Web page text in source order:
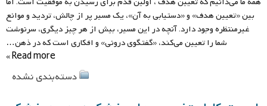
بین «تعیین هدف» و «دستیابی به آن»، یک مسیر پر از چالش، تردید و موانع
غیرمنتظره وجود دارد. آنچه در این مسیر، بیش از هر چیز دیگری، سرنوشت
شما را تعیین می‌کند، «گفتگوی درونی» و افکاری است که در ذهن…
Read more »
دسته‌بندی نشده